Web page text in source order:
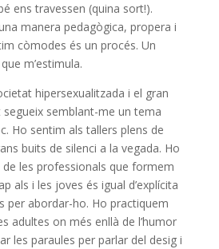
ens travessen (quina sort!).
manera pedagògica, propera i
còmodes és un procés. Un
m’estimula.
hipersexualitzada i el gran
semblant-me un tema
Ho sentim als tallers plens de
buits de silenci a la vegada. Ho
les professionals que formem
als i les joves és igual d’explícita
per abordar-ho. Ho practiquem
adultes on més enllà de l’humor
les paraules per parlar del desig i